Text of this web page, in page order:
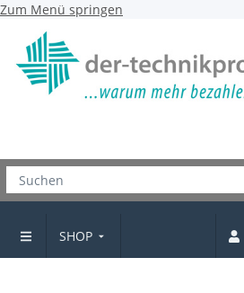
Zum Menü springen
SHOP
Stuhlwinkel